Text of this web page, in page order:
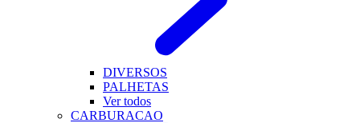
DIVERSOS
PALHETAS
Ver todos
CARBURACAO